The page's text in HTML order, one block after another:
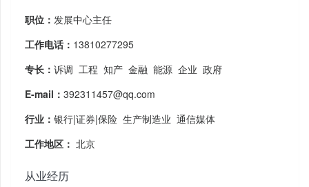
职位： 发展中心主任
工作电话： 13810277295
专长： 诉调 工程 知产 金融 能源 企业 政府
E-mail： 392311457@qq.com
行业： 银行|证券|保险 生产制造业 通信媒体
工作地区： 北京
从业经历